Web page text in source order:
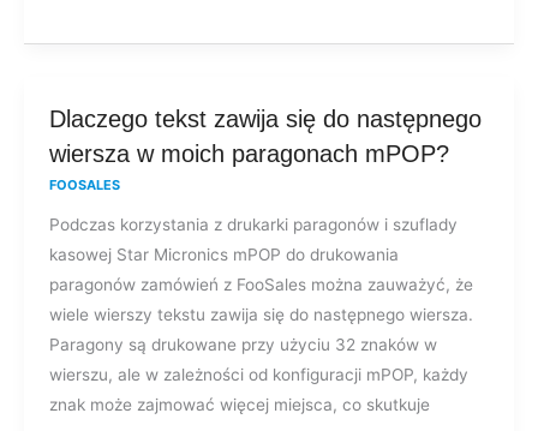
Dlaczego tekst zawija się do następnego
wiersza w moich paragonach mPOP?
FOOSALES
Podczas korzystania z drukarki paragonów i szuflady
kasowej Star Micronics mPOP do drukowania
paragonów zamówień z FooSales można zauważyć, że
wiele wierszy tekstu zawija się do następnego wiersza.
Paragony są drukowane przy użyciu 32 znaków w
wierszu, ale w zależności od konfiguracji mPOP, każdy
znak może zajmować więcej miejsca, co skutkuje
Dlaczego
tekst
do
następnego
wiersza
w
moich
paragonach
mPOP?